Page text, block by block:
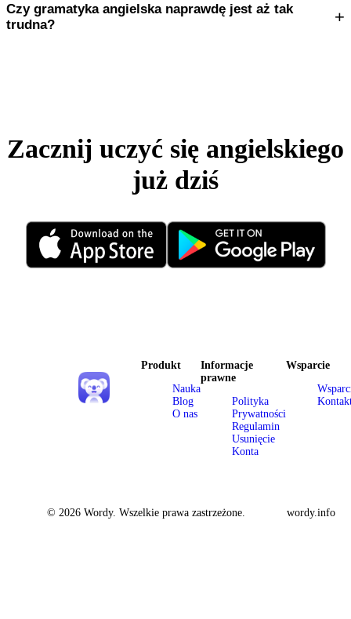
Czy gramatyka angielska naprawdę jest aż tak
trudna?
+
Zacznij uczyć się angielskiego
już dziś
Produkt
Nauka
Blog
O nas
Informacje
prawne
Polityka
Prywatności
Regulamin
Usunięcie
Konta
Wsparcie
© 2026 Wordy. Wszelkie prawa zastrzeżone. wordy.info